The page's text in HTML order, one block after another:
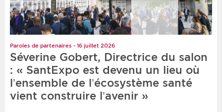
Paroles de partenaires - 16 juillet 2026
Séverine Gobert, Directrice du salon
: « SantExpo est devenu un lieu où
l’ensemble de l’écosystème santé
vient construire l’avenir »